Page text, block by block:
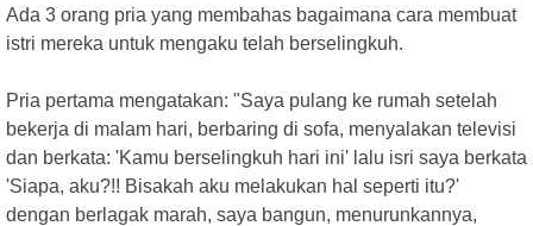
Ada 3 orang pria yang membahas bagaimana cara membuat
istri mereka untuk mengaku telah berselingkuh.
Pria pertama mengatakan: "Saya pulang ke rumah setelah
bekerja di malam hari, berbaring di sofa, menyalakan televisi
dan berkata: 'Kamu berselingkuh hari ini' lalu isri saya berkata
'Siapa, aku?!! Bisakah aku melakukan hal seperti itu?'
dengan berlagak marah, saya bangun, menurunkannya,